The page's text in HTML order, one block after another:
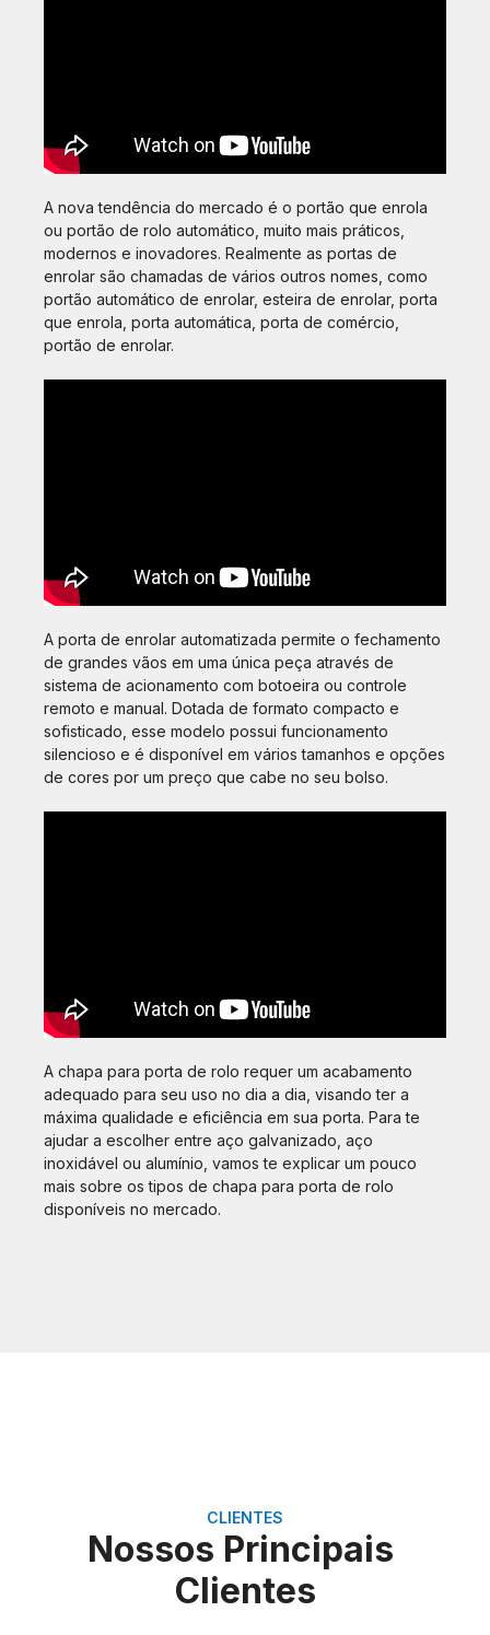
A nova tendência do mercado é o portão que enrola
ou portão de rolo automático, muito mais práticos,
modernos e inovadores. Realmente as portas de
enrolar são chamadas de vários outros nomes, como
portão automático de enrolar, esteira de enrolar, porta
que enrola, porta automática, porta de comércio,
portão de enrolar.
A porta de enrolar automatizada permite o fechamento
de grandes vãos em uma única peça através de
sistema de acionamento com botoeira ou controle
remoto e manual. Dotada de formato compacto e
sofisticado, esse modelo possui funcionamento
silencioso e é disponível em vários tamanhos e opções
de cores por um preço que cabe no seu bolso.
A chapa para porta de rolo requer um acabamento
adequado para seu uso no dia a dia, visando ter a
máxima qualidade e eficiência em sua porta. Para te
ajudar a escolher entre aço galvanizado, aço
inoxidável ou alumínio, vamos te explicar um pouco
mais sobre os tipos de chapa para porta de rolo
disponíveis no mercado.
CLIENTES
Nossos Principais
Clientes